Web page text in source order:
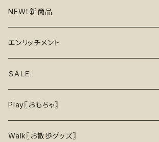
NEW！新商品
6月の新商品
7月の新商品
8月の新商品
エンリッチメント
フードボウル
おもちゃ
パズル
ＳＡＬＥ
割引で探す
5%OFF
おもちゃ
Play〖おもちゃ〗
二度楽しめる！壊すと新しいおもちゃが出てくる！
Walk〖お散歩グッズ〗